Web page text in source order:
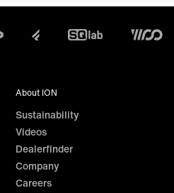
About ION
Sustainability
Videos
Dealerfinder
Company
Careers